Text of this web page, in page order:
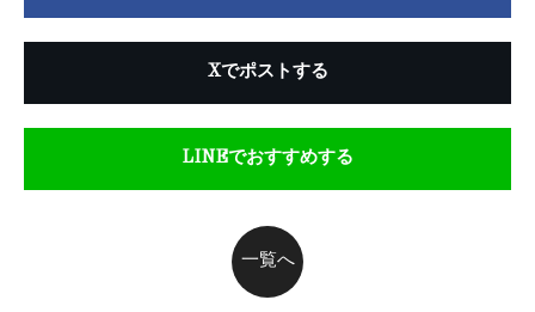
Xでポストする
LINEでおすすめする
一覧へ